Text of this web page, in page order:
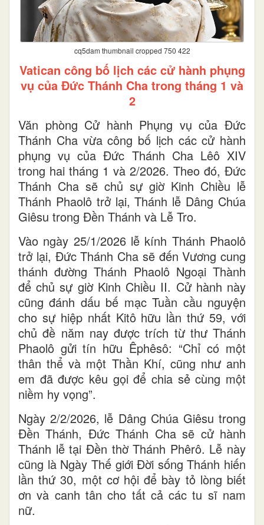
cq5dam thumbnail cropped 750 422
Vatican công bố lịch các cử hành phụng
vụ của Đức Thánh Cha trong tháng 1 và
2
Văn phòng Cử hành Phụng vụ của Đức
Thánh Cha vừa công bố lịch các cử hành
phụng vụ của Đức Thánh Cha Lêô XIV
trong hai tháng 1 và 2/2026. Theo đó, Đức
Thánh Cha sẽ chủ sự giờ Kinh Chiều lễ
Thánh Phaolô trở lại, Thánh lễ Dâng Chúa
Giêsu trong Đền Thánh và Lễ Tro.
Vào ngày 25/1/2026 lễ kính Thánh Phaolô
trở lại, Đức Thánh Cha sẽ đến Vương cung
thánh đường Thánh Phaolô Ngoại Thành
để chủ sự giờ Kinh Chiều II. Cử hành này
cũng đánh dấu bế mạc Tuần cầu nguyện
cho sự hiệp nhất Kitô hữu lần thứ 59, với
chủ đề năm nay được trích từ thư Thánh
Phaolô gửi tín hữu Êphêsô: “Chỉ có một
thân thể và một Thần Khí, cũng như anh
em đã được kêu gọi để chia sẻ cùng một
niềm hy vọng”.
Ngày 2/2/2026, lễ Dâng Chúa Giêsu trong
Đền Thánh, Đức Thánh Cha sẽ cử hành
Thánh lễ tại Đền thờ Thánh Phêrô. Lễ này
cũng là Ngày Thế giới Đời sống Thánh hiến
lần thứ 30, một cơ hội để bày tỏ lòng biết
ơn và canh tân cho tất cả các tu sĩ nam
nữ.